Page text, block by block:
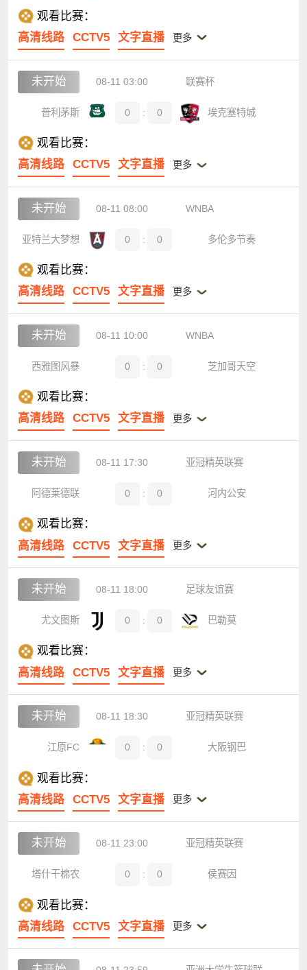
观看比赛：
高清线路
CCTV5 文字直播 更多
未开始 08-11 03:00 联赛杯
普利茅斯 0 : 0 埃克塞特城
观看比赛：
高清线路
CCTV5 文字直播 更多
未开始 08-11 08:00 WNBA
亚特兰大梦想 0 : 0 多伦多节奏
观看比赛：
高清线路
CCTV5 文字直播 更多
未开始 08-11 10:00 WNBA
西雅图风暴 0 : 0 芝加哥天空
观看比赛：
高清线路
CCTV5 文字直播 更多
未开始 08-11 17:30 亚冠精英联赛
阿德莱德联 0 : 0 河内公安
观看比赛：
高清线路
CCTV5 文字直播 更多
未开始 08-11 18:00 足球友谊赛
尤文图斯 0 : 0 巴勒莫
观看比赛：
高清线路
CCTV5 文字直播 更多
未开始 08-11 18:30 亚冠精英联赛
江原FC 0 : 0 大阪钢巴
观看比赛：
高清线路
CCTV5 文字直播 更多
未开始 08-11 23:00 亚冠精英联赛
塔什干棉农 0 : 0 侯赛因
观看比赛：
高清线路
CCTV5 文字直播 更多